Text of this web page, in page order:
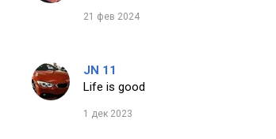
21 фев 2024
JN 11
Life is good
1 дек 2023